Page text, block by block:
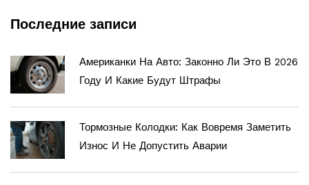
Последние записи
Американки На Авто: Законно Ли Это В 2026
Году И Какие Будут Штрафы
Тормозные Колодки: Как Вовремя Заметить
Износ И Не Допустить Аварии